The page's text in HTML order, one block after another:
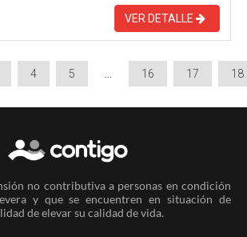
VER DETALLE
4 5 16 17 18
no contributiva a personas en condición
y que se encuentren en situación de
de elevar su calidad de vida.